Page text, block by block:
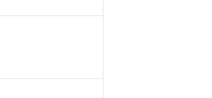
って非含有を証明するものではありません。
応完了までの期間は出荷製品に未対応品が
特段のことがない限り、2022年1月12日よ